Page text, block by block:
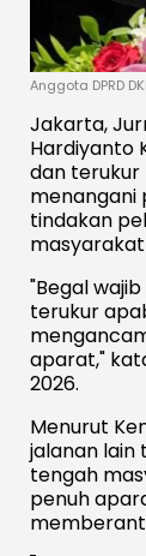
Anggota DPRD
Jakarta,
Hardiyanto
dan terukur
menangani
tindakan
"Begal
terukur
aparat,"
2026.
Menurut
jalanan lain
tengah
penuh